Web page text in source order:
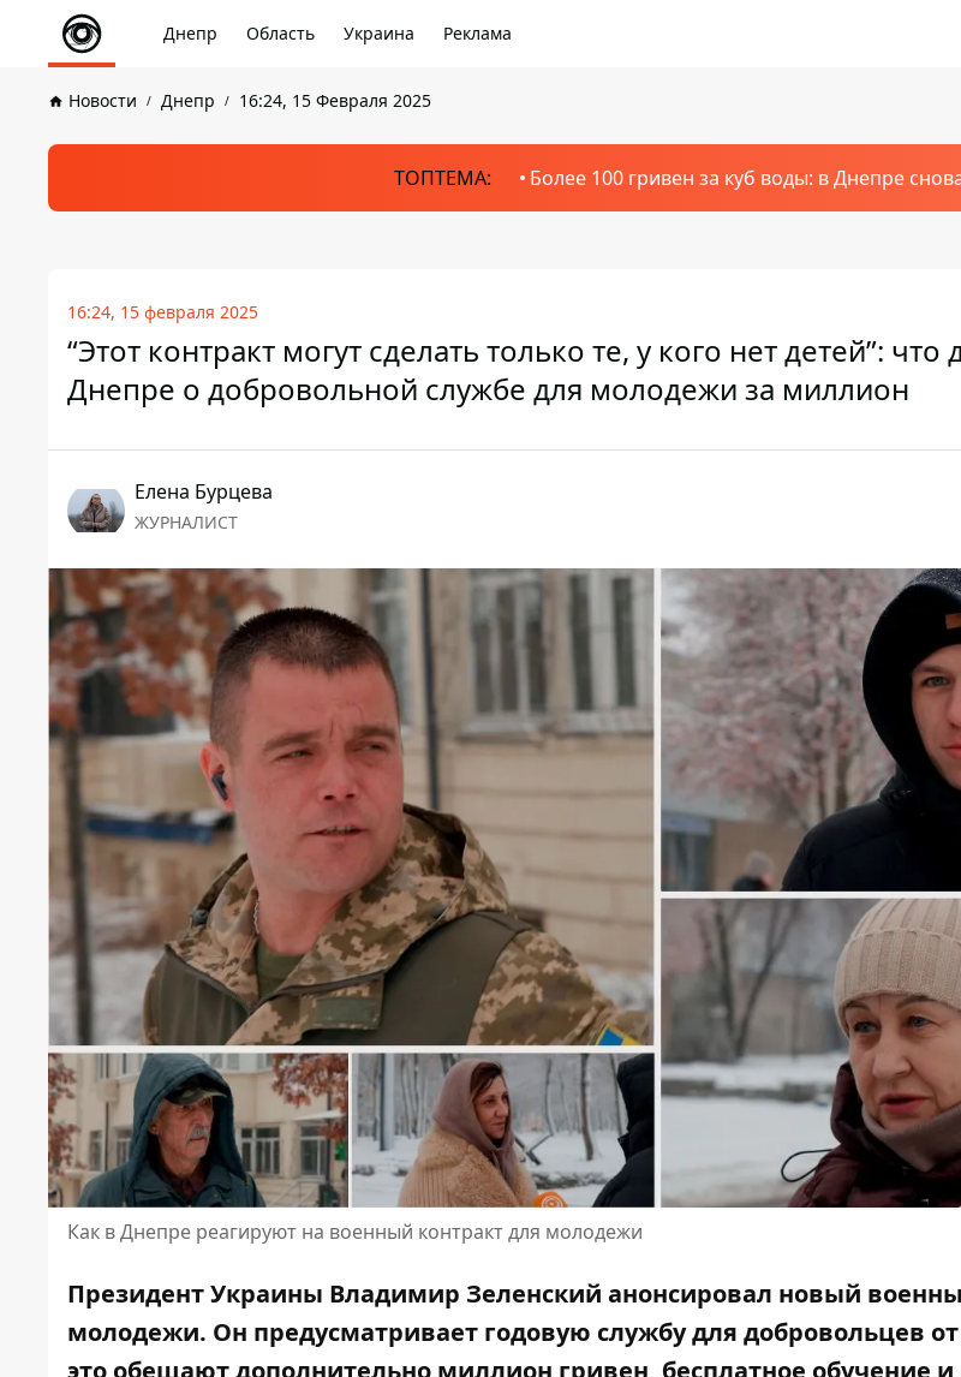
Днепр Область Украина Реклама
Новости Днепр 16:24, 15 Февраля 2025
ТОПТЕМА: Более 100 гривен за куб воды: в Днепре
16:24, 15 февраля 2025
“Этот контракт могут сделать только те, у кого нет детей”: что
Днепре о добровольной службе для молодежи за миллион
Елена Бурцева
ЖУРНАЛИСТ
Как в Днепре реагируют на военный контракт для молодежи
Президент Украины Владимир Зеленский анонсировал новый
молодежи. Он предусматривает годовую службу для добровольцев от